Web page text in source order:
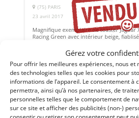
Gérez votre
Pour offrir les meilleures expériences, nous et
des technologies telles que les cookies pour
informations de l’appareil. Le consentement à
permettra, ainsi qu’à nos partenaires, de
personnelles telles que le comportement de
sur ce site et afficher des publicités (non-)
(75) PARIS
23 avril 2017
Magnifique exemplaire de toaster Jaguar
Racing Green avec intérieur beige,
Vendu par : ELIANDRE AUTOMOBILES